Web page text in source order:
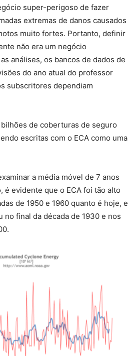
super-perigoso de fazer
extremas de danos causados
muito fortes. Portanto, definir
não era um negócio
análises, os bancos de dados de
do ano atual do professor
subscritores dependiam
de coberturas de seguro
escritas com o ECA como uma
a média móvel de 7 anos
é evidente que o ECA foi tão alto
de 1950 e 1960 quanto é hoje, e
no final da década de 1930 e nos